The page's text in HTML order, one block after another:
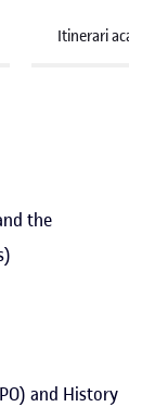
Itinerari
the
and History